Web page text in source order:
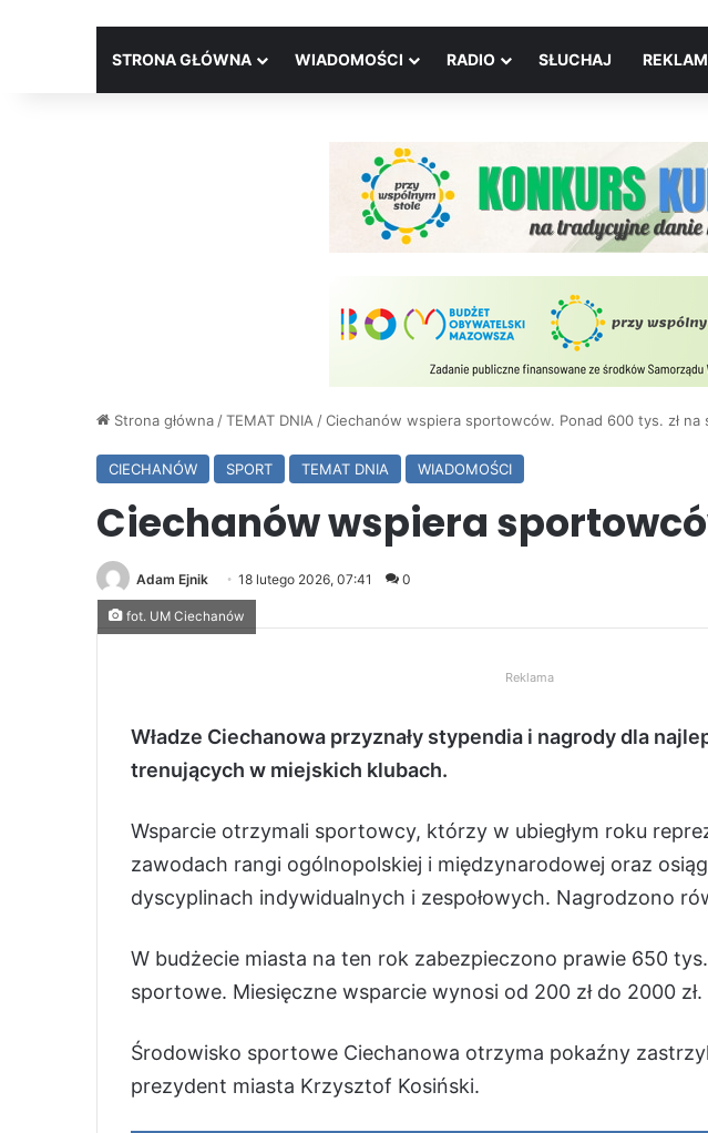
STRONA GŁÓWNA WIADOMOŚCI RADIO SŁUCHAJ
Strona główna /TEMAT DNIA /Ciechanów wspiera sportowców. Ponad 600 tys. zł na
CIECHANÓW SPORT TEMAT DNIA WIADOMOŚCI
Ciechanów wspiera
Adam Ejnik 18 lutego 2026, 07:41 0
fot. UM Ciechanów
Reklama
Władze Ciechanowa przyznały stypendia i nagrody dla
trenujących w miejskich klubach.
Wsparcie otrzymali sportowcy, którzy w ubiegłym roku
zawodach rangi ogólnopolskiej i międzynarodowej oraz
dyscyplinach indywidualnych i zespołowych. Nagrodzono
W budżecie miasta na ten rok zabezpieczono prawie 650
sportowe. Miesięczne wsparcie wynosi od 200 zł do 2000 zł.
Środowisko sportowe Ciechanowa otrzyma pokaźny
prezydent miasta Krzysztof Kosiński.